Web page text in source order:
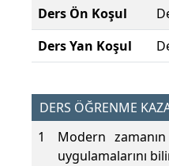
Ders Ön Koşul
Ders Yan Koşul
DERS ÖĞRENME
1
Modern
uygulamalarını